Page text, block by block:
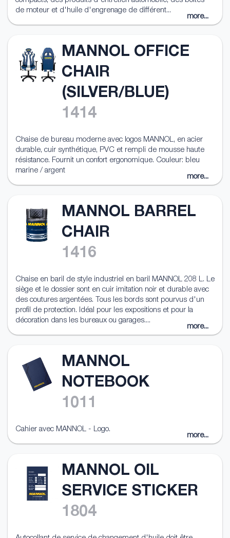
de moteur et d'huile d'engrenage de différent...
more...
MANNOL OFFICE
CHAIR
(SILVER/BLUE)
1414
Chaise de bureau moderne avec logos MANNOL, en acier
durable, cuir synthétique, PVC et rempli de mousse haute
résistance. Fournit un confort ergonomique. Couleur: bleu
marine / argent
more...
MANNOL BARREL
CHAIR
1416
Chaise en baril de style industriel en baril MANNOL 208 L. Le
siège et le dossier sont en cuir imitation noir et durable avec
des coutures argentées. Tous les bords sont pourvus d'un
profil de protection. Idéal pour les expositions et pour la
décoration dans les bureaux ou garages....
more...
MANNOL
NOTEBOOK
1011
Cahier avec MANNOL - Logo.
more...
MANNOL OIL
SERVICE STICKER
1804